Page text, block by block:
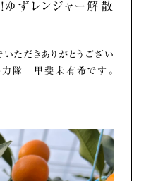
ゆずレンジャー解散
だきありがとうござい
力隊 甲斐未有希です。